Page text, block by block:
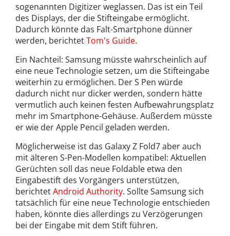
sogenannten Digitizer weglassen. Das ist ein Teil
des Displays, der die Stifteingabe ermöglicht.
Dadurch könnte das Falt-Smartphone dünner
werden, berichtetTom's Guide.
Ein Nachteil: Samsung müsste wahrscheinlich auf
eine neue Technologie setzen, um die Stifteingabe
weiterhin zu ermöglichen. Der S Pen würde
dadurch nicht nur dicker werden, sondern hätte
vermutlich auch keinen festen Aufbewahrungsplatz
mehr im Smartphone-Gehäuse. Außerdem müsste
er wie der Apple Pencil geladen werden.
Möglicherweise ist das Galaxy Z Fold7 aber auch
mit älteren S-Pen-Modellen kompatibel: Aktuellen
Gerüchten soll das neue Foldable etwa den
Eingabestift des Vorgängers unterstützen,
berichtetAndroid Authority. Sollte Samsung sich
tatsächlich für eine neue Technologie entschieden
haben, könnte dies allerdings zu Verzögerungen
bei der Eingabe mit dem Stift führen.